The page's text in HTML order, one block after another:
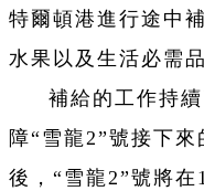
特爾頓港進行途中
水果以及生活必需品
補給的工作持
障“雪龍2”號接下
後，“雪龍2”號將